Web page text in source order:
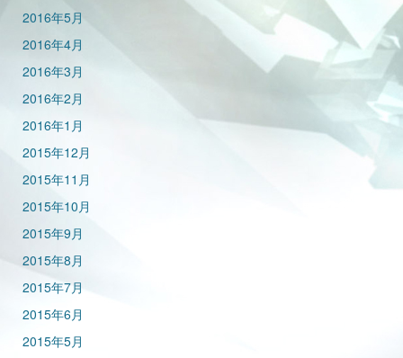
2016年5月
2016年4月
2016年3月
2016年2月
2016年1月
2015年12月
2015年11月
2015年10月
2015年9月
2015年8月
2015年7月
2015年6月
2015年5月